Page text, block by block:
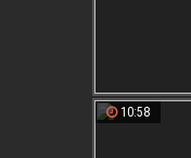
10:58